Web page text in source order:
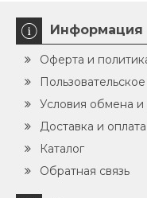
Информация
Оферта и
Условия обмена и
Доставка и оплата
Каталог
Обратная связь